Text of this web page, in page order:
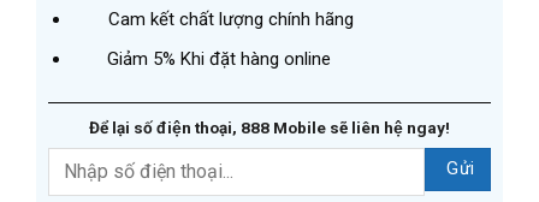
Cam kết chất lượng chính hãng
Giảm 5% Khi đặt hàng online
Để lại số điện thoại, 888 Mobile sẽ liên hệ ngay!